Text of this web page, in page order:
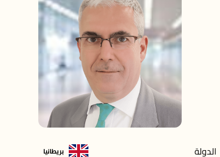
الدولة بريطانيا